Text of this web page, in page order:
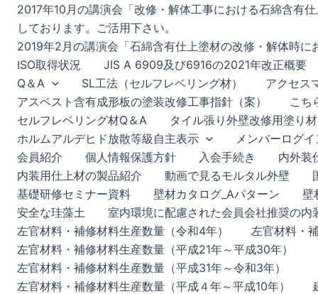
2017年10月の講演会「改修・解体工事における石綿含有
しております。ご活用下さい。
2019年2月の講演会「石綿含有仕上塗材の改修・解体時
ISO取得状況
JIS A 6909及び6916の2021年改正概要
Q＆A
SL工法（セルフレベリング材）
アクセス
アスベスト含有成形板の塗装改修工事指針（案）
こち
セルフレベリング材Q＆A
タイル張り外壁改修用塗り材
ホルムアルデヒド放散等級自主表示
メンバーログイ
会員紹介
個人情報保護方針 入会手続き
内外装
内装用仕上材の製品紹介
動画で見るモルタル外壁
基礎研修セミナー資料
壁材カタログ_Aパターン
壁
安全な珪藻土
室内環境に配慮された会員会社推奨の内
左官材料・補修材料生産数量（令和4年）
左官材料・
左官材料・補修材料生産数量（平成21年～平成30年）
左官材料・補修材料生産数量（平成31年～令和3年）
左官材料・補修材料生産数量（平成４年～平成10年）